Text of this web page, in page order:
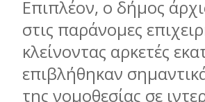
Επιπλέον, ο δήμος
στις παράνομες
κλείνοντας αρκετές
επιβλήθηκαν
της νομοθεσίας σε